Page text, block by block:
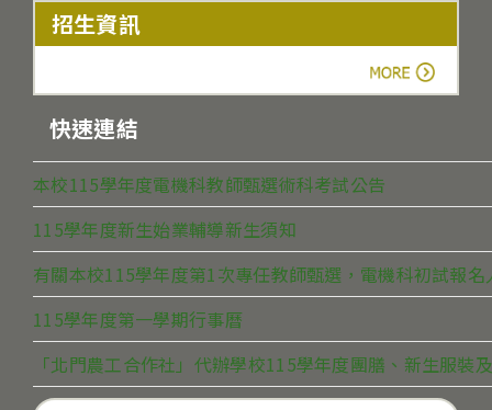
招生資訊
快速連結
本校115學年度電機科教師甄選術科考試公告
115學年度新生始業輔導新生須知
有關本校115學年度第1次專任教師甄選，電機科初試報
115學年度第一學期行事曆
「北門農工合作社」代辦學校115學年度團膳、新生服裝